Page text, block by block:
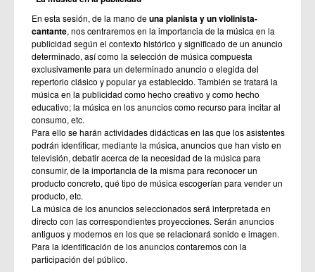
En esta sesión, de la mano deuna pianista y un violinista-
cantante, nos centraremos en la importancia de la música en la
publicidad según el contexto histórico y significado de un anuncio
determinado, así como la selección de música compuesta
exclusivamente para un determinado anuncio o elegida del
repertorio clásico y popular ya establecido. También se tratará la
música en la publicidad como hecho creativo y como hecho
educativo; la música en los anuncios como recurso para incitar al
consumo, etc.
Para ello se harán actividades didácticas en las que los asistentes
podrán identificar, mediante la música, anuncios que han visto en
televisión, debatir acerca de la necesidad de la música para
consumir, de la importancia de la misma para reconocer un
producto concreto, qué tipo de música escogerían para vender un
producto, etc.
La música de los anuncios seleccionados será interpretada en
directo con las correspondientes proyecciones. Serán anuncios
antiguos y modernos en los que se relacionará sonido e imagen.
Para la identificación de los anuncios contaremos con la
participación del público.